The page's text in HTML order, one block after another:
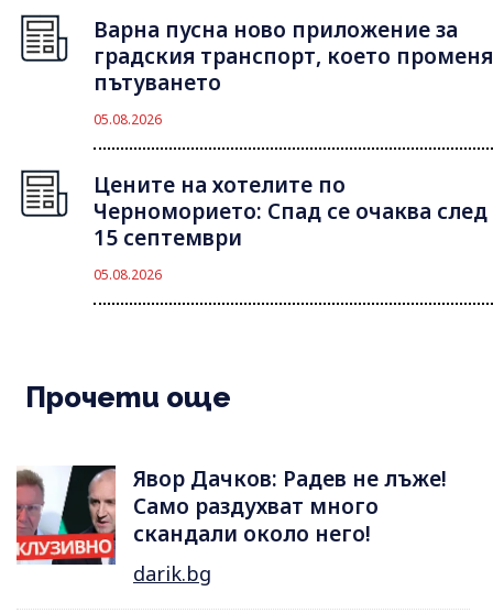
Варна пусна ново приложение за
градския транспорт, което променя
пътуването
05.08.2026
Цените на хотелите по
Черноморието: Спад се очаква след
15 септември
05.08.2026
Прочети още
Явор Дачков: Радев не лъже!
Само раздухват много
скандали около него!
darik.bg